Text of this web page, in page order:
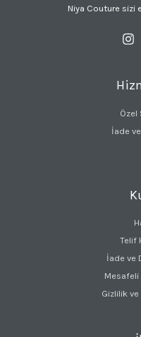
Niya Couture sizi
Özel
İade
Telif
İade ve
Mesafeli
Gizlilik ve